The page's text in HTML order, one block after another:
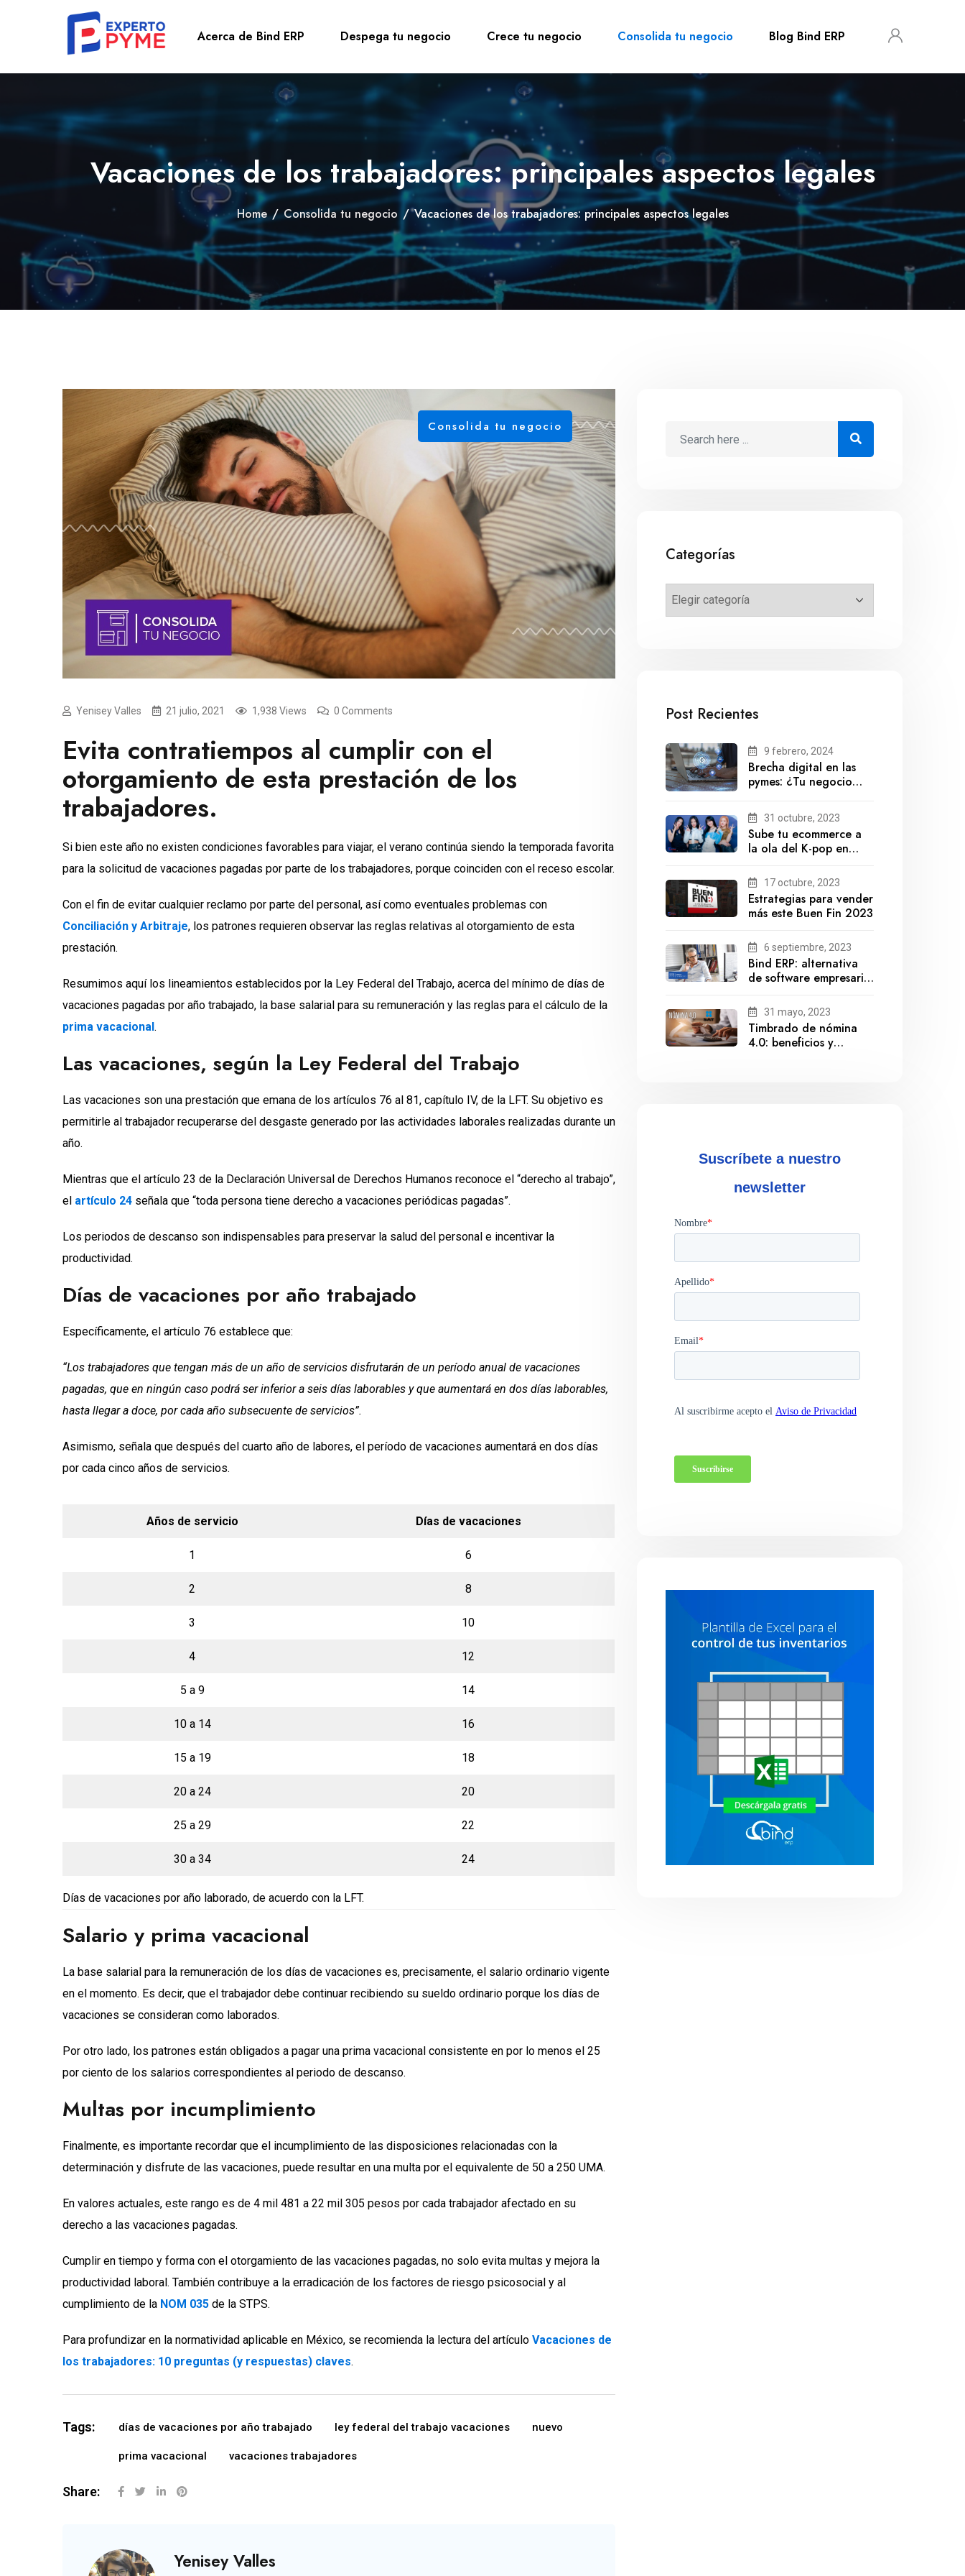
Acerca de Bind ERP Despega tu negocio Crece tu negocio Consolida tu negocio Blog Bind ERP
Vacaciones de los trabajadores: principales aspectos legales
Home / Consolida tu negocio / Vacaciones de los trabajadores: principales aspectos legales
Consolida tu negocio
Yenisey Valles 21 julio, 2021 1,938 Views 0 Comments
Evita contratiempos al cumplir con el
otorgamiento de esta prestación de los
trabajadores.
Si bien este año no existen condiciones favorables para viajar, el verano continúa siendo la temporada favorita
para la solicitud de vacaciones pagadas por parte de los trabajadores, porque coinciden con el receso escolar.
Con el fin de evitar cualquier reclamo por parte del personal, así como eventuales problemas con
Conciliación y Arbitraje, los patrones requieren observar las reglas relativas al otorgamiento de esta
prestación.
Resumimos aquí los lineamientos establecidos por la Ley Federal del Trabajo, acerca del mínimo de días de
vacaciones pagadas por año trabajado, la base salarial para su remuneración y las reglas para el cálculo de la
prima vacacional.
Las vacaciones, según la Ley Federal del Trabajo
Las vacaciones son una prestación que emana de los artículos 76 al 81, capítulo IV, de la LFT. Su objetivo es
permitirle al trabajador recuperarse del desgaste generado por las actividades laborales realizadas durante un
año.
Mientras que el artículo 23 de la Declaración Universal de Derechos Humanos reconoce el “derecho al trabajo”,
el artículo 24 señala que “toda persona tiene derecho a vacaciones periódicas pagadas”.
Los periodos de descanso son indispensables para preservar la salud del personal e incentivar la
productividad.
Días de vacaciones por año trabajado
Específicamente, el artículo 76 establece que:
“Los trabajadores que tengan más de un año de servicios disfrutarán de un período anual de vacaciones
pagadas, que en ningún caso podrá ser inferior a seis días laborables y que aumentará en dos días laborables,
hasta llegar a doce, por cada año subsecuente de servicios”.
Asimismo, señala que después del cuarto año de labores, el período de vacaciones aumentará en dos días
por cada cinco años de servicios.
Años de servicio Días de vacaciones
1 6
2 8
3 10
4 12
5 a 9 14
10 a 14 16
15 a 19 18
20 a 24 20
25 a 29 22
30 a 34 24
Días de vacaciones por año laborado, de acuerdo con la LFT.
Salario y prima vacacional
La base salarial para la remuneración de los días de vacaciones es, precisamente, el salario ordinario vigente
en el momento. Es decir, que el trabajador debe continuar recibiendo su sueldo ordinario porque los días de
vacaciones se consideran como laborados.
Por otro lado, los patrones están obligados a pagar una prima vacacional consistente en por lo menos el 25
por ciento de los salarios correspondientes al periodo de descanso.
Multas por incumplimiento
Finalmente, es importante recordar que el incumplimiento de las disposiciones relacionadas con la
determinación y disfrute de las vacaciones, puede resultar en una multa por el equivalente de 50 a 250 UMA.
En valores actuales, este rango es de 4 mil 481 a 22 mil 305 pesos por cada trabajador afectado en su
derecho a las vacaciones pagadas.
Cumplir en tiempo y forma con el otorgamiento de las vacaciones pagadas, no solo evita multas y mejora la
productividad laboral. También contribuye a la erradicación de los factores de riesgo psicosocial y al
cumplimiento de la NOM 035 de la STPS.
Para profundizar en la normatividad aplicable en México, se recomienda la lectura del artículo Vacaciones de
los trabajadores: 10 preguntas (y respuestas) claves.
Tags: días de vacaciones por año trabajado ley federal del trabajo vacaciones nuevo
prima vacacional vacaciones trabajadores
Share:
Yenisey Valles
Categorías
Post Recientes
9 febrero, 2024
Brecha digital en las
pymes: ¿Tu negocio
futuro?31 octubre, 2023
Sube tu ecommerce a
la ola del K-pop en
17 octubre, 2023
Estrategias para vender
más este Buen Fin 2023
6 septiembre, 2023
Bind ERP: alternativa
de software empresarial
Gestionix
31 mayo, 2023
Timbrado de nómina
4.0: beneficios y
Suscríbete a nuestro
newsletter